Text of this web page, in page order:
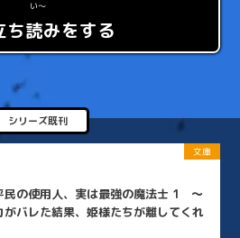
い〜
ち読みをする
シリーズ既刊
文庫
民の使用人、実は最強の魔法士 1 ～
がバレた結果、姫様たちが離してくれ